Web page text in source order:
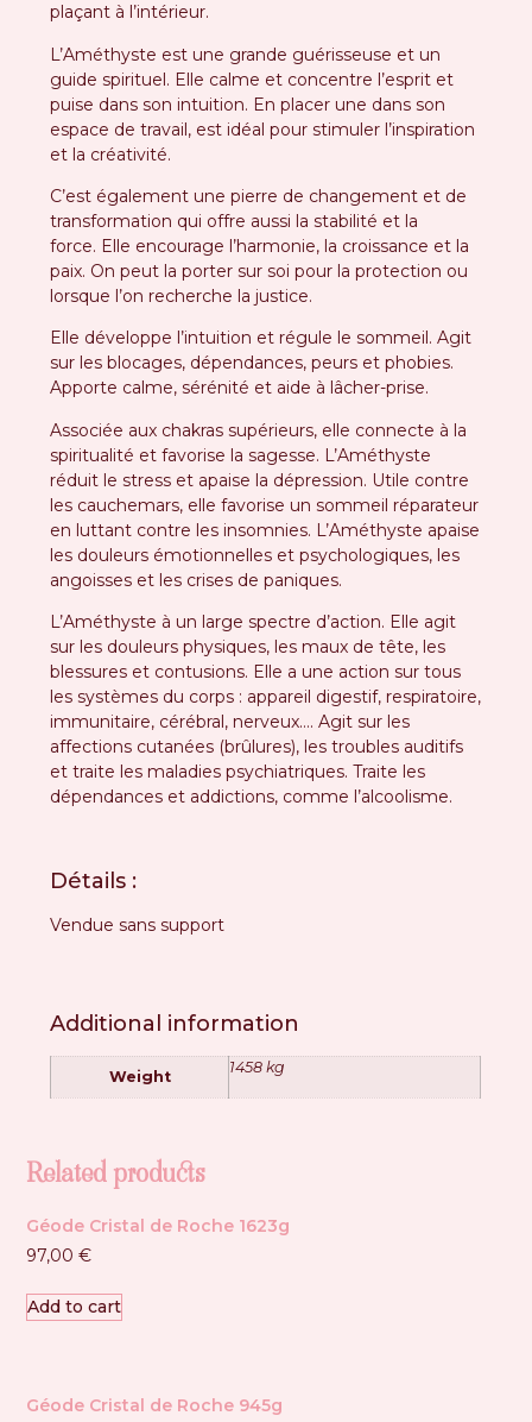
plaçant à l’intérieur.
L’Améthyste est une grande guérisseuse et un
guide spirituel. Elle calme et concentre l’esprit et
puise dans son intuition. En placer une dans son
espace de travail, est idéal pour stimuler l’inspiration
et la créativité.
C’est également une pierre de changement et de
transformation qui offre aussi la stabilité et la
force. Elle encourage l’harmonie, la croissance et la
paix. On peut la porter sur soi pour la protection ou
lorsque l’on recherche la justice.
Elle développe l’intuition et régule le sommeil. Agit
sur les blocages, dépendances, peurs et phobies.
Apporte calme, sérénité et aide à lâcher-prise.
Associée aux chakras supérieurs, elle connecte à la
spiritualité et favorise la sagesse. L’Améthyste
réduit le stress et apaise la dépression. Utile contre
les cauchemars, elle favorise un sommeil réparateur
en luttant contre les insomnies. L’Améthyste apaise
les douleurs émotionnelles et psychologiques, les
angoisses et les crises de paniques.
L’Améthyste à un large spectre d’action. Elle agit
sur les douleurs physiques, les maux de tête, les
blessures et contusions. Elle a une action sur tous
les systèmes du corps : appareil digestif, respiratoire,
immunitaire, cérébral, nerveux…. Agit sur les
affections cutanées (brûlures), les troubles auditifs
et traite les maladies psychiatriques. Traite les
dépendances et addictions, comme l’alcoolisme.
Détails :
Vendue sans support
Additional information
Weight
1458 kg
Related products
Géode Cristal de Roche 1623g
97,00€
Add to cart
Géode Cristal de Roche 945g